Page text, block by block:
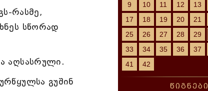
რასმე,
სწორად
აღსასრული.
გუშინ
9
10 11 12 13
17
18 19 20 21
25
26 27 28 29
33
34 35 36 37
41
42
წიგნები